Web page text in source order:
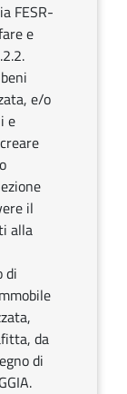
FESR-
e
e/o
e
il
alla
di
da
di